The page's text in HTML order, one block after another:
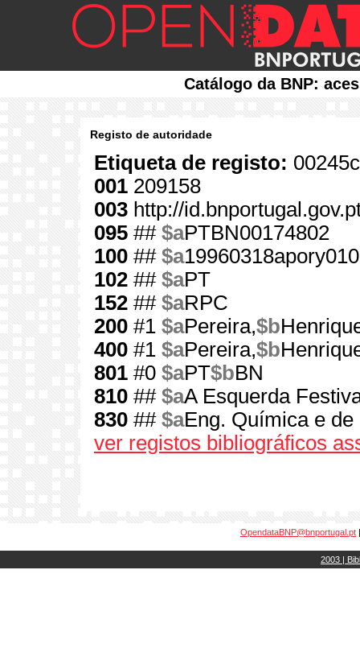
Catálogo da BNP:
Registo de autoridade
Etiqueta de registo:
001 209158
003 http://
095 ## $aPTBN00174802
100 ## $a
102 ## $aPT
152 ## $aRPC
200 #1 $aPereira,$b
400 #1 $aPereira,$b
801 #0 $aPT$bBN
810 ## $aA Esquerda
830 ## $aEng. Química e
ver registos bibliográficos
OpendataBNP@bnportugal.pt
2003 |